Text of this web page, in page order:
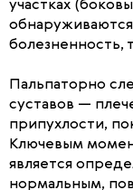
участках
болезненность,
Пальпаторно
суставов —
припухлости,
Ключевым
является
нормальным,